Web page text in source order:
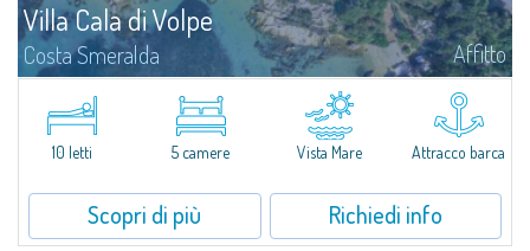
Villa Cala di Volpe
Costa Smeralda Affitto
Vi diamo il benvenuto a Villa Cala di Volpe, straordinaria proprietà fronte
mare e vera e propria penisola privata di circa 6.000 metri quadrati lungo
le coste cristalline della prestigiosa Baia Cala di Volpe, a due...
10 letti 5 camere Vista Mare Attracco barca
Scopri di più Richiedi info